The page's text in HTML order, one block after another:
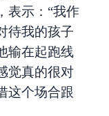
表示：“我作
待我的孩子
输在起跑线
觉真的很对
这个场合跟